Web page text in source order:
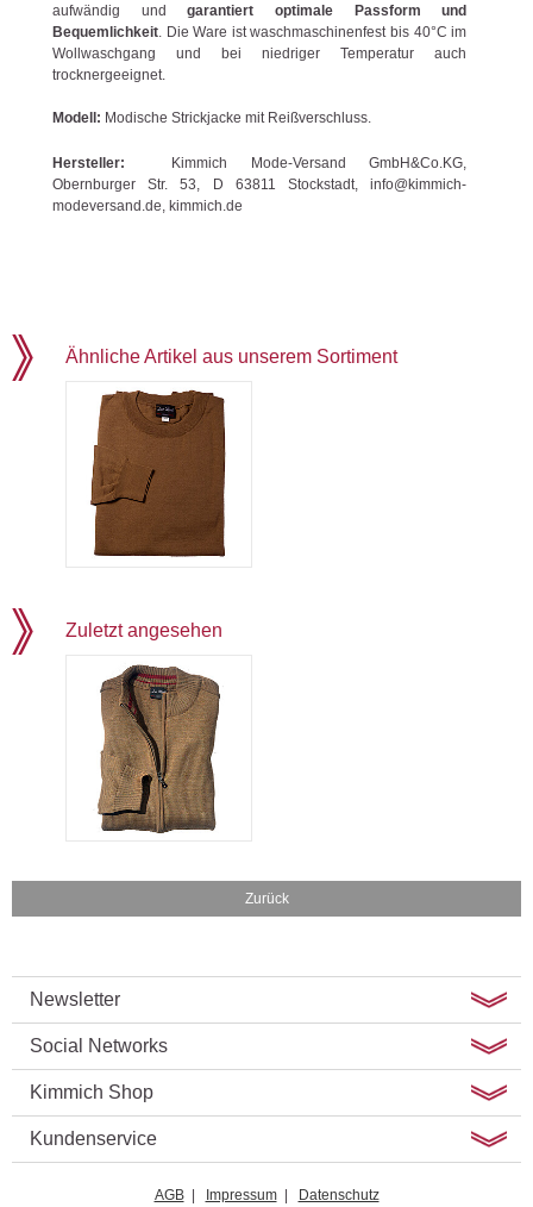
aufwändig undgarantiert optimale Passform und
Bequemlichkeit. Die Ware ist waschmaschinenfest bis 40°C im
Wollwaschgang und bei niedriger Temperatur auch
trocknergeeignet.
Modell: Modische Strickjacke mit Reißverschluss.
Hersteller: Kimmich Mode-Versand GmbH&Co.KG,
Obernburger Str. 53, D 63811 Stockstadt, info@kimmich-
modeversand.de, kimmich.de
Ähnliche Artikel aus unserem Sortiment
Zuletzt angesehen
Zurück
Newsletter
Social Networks
Kimmich Shop
Kundenservice
AGB| Impressum| Datenschutz